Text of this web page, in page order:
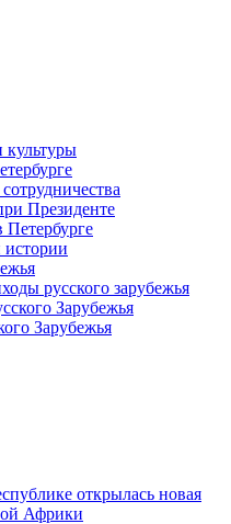
культуры
Президенте
Петербурге
истории
русского зарубежья
Зарубежья
Зарубежья
открылась новая
Африки